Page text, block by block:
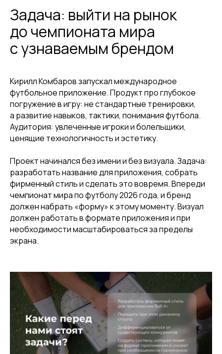
Задача: выйти на рынок
до чемпионата мира
с узнаваемым брендом
Кирилл Комбаров запускал международное
футбольное приложение. Продукт про глубокое
погружение в игру: не стандартные тренировки,
а развитие навыков, тактики, понимания футбола.
Аудитория: увлеченные игроки и болельщики,
ценящие технологичность и эстетику.
Проект начинался без имени и без визуала. Задача:
разработать название для приложения, собрать
фирменный стиль и сделать это вовремя. Впереди
чемпионат мира по футболу 2026 года, и бренд
должен набрать «форму» к этому моменту. Визуал
должен работать в формате приложения и при
необходимости масштабироваться за пределы
экрана.